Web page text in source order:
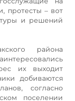
протесты – вот
и решений
района
их выходит
добиваются
согласно
поселении